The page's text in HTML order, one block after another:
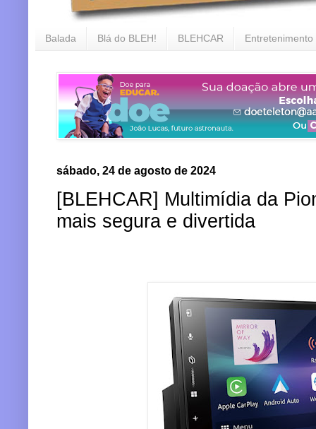
Balada Blá do BLEH! BLEHCAR Entretenimento
sábado, 24 de agosto de 2024
[BLEHCAR] Multimídia da
mais segura e divertida